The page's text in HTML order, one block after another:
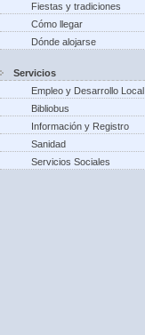
Fiestas y tradiciones
Cómo llegar
Dónde alojarse
Servicios
Empleo y Desarrollo Local
Bibliobus
Información y Registro
Sanidad
Servicios Sociales